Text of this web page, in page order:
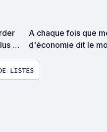
un
A chaque fois que
d'économie dit le
LISTES